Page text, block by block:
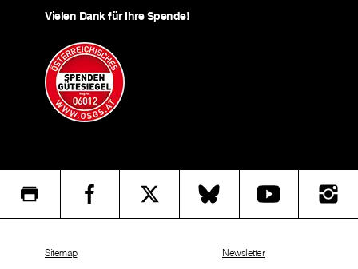
Vielen Dank für Ihre Spende!
Sitemap Newsletter